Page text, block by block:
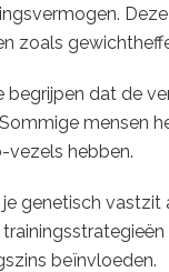
zoals
begrijpen dat de
mensen
vezels hebben.
genetisch
beïnvloeden.